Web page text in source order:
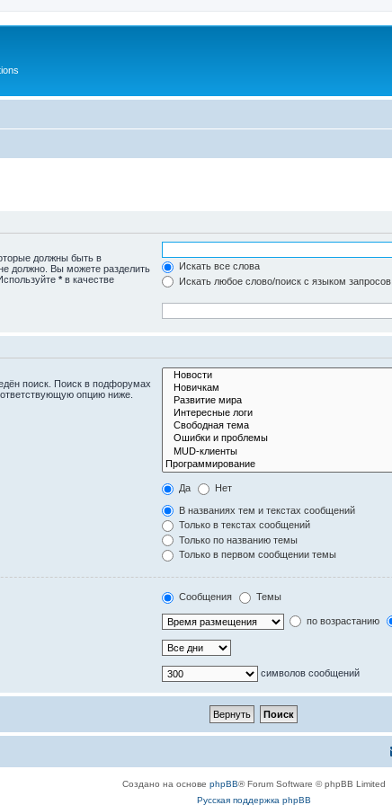
должны быть в
должно. Вы можете разделить
* в качестве
Искать все слова
Искать любое слово/поиск с языком запросов
поиск. Поиск в подфорумах
опцию ниже.
Да Нет
В названиях тем и текстах сообщений
Только в текстах сообщений
Только по названию темы
Только в первом сообщении темы
Сообщения Темы
по возрастанию
символов сообщений
Создано на основе phpBB® Forum Software © phpBB Limited
Русская поддержка phpBB